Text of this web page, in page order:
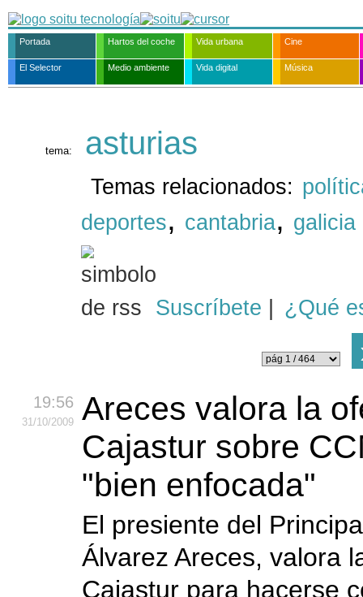
Portada Hartos del coche Vida urbana Cine
El Selector Medio ambiente Vida digital Música
tema: asturias
Temas relacionados:
deportes, cantabria, galicia
Suscríbete ¿Qué
19:56
31/10/2009
Areces valora la
Cajastur sobre
"bien enfocada"
El presiente del
Álvarez Areces, valora
Cajastur para hacerse